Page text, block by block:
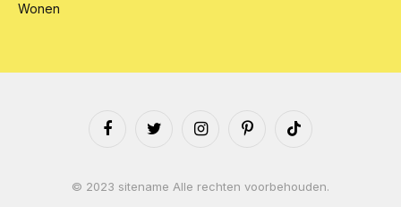
Wonen
FacebookTwitter InstagramPinterestTikTok
© 2023 sitename Alle rechten voorbehouden.